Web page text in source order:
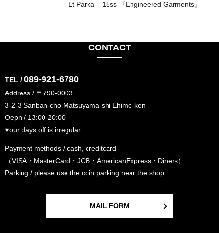
Lt Parka – 15ss 『Engineered Garments』 –
CONTACT
TEL / 089-921-6780
Address / 〒790-0003
3-2-3 Sanban-cho Matsuyama-shi Ehime-ken
Oepn / 13:00-20:00
※our days off is irregular
Payment methods / cash, creditcard
（VISA・MasterCard・JCB・AmericanExpress・Diners）
Parking / please use the coin parking near the shop
MAIL FORM